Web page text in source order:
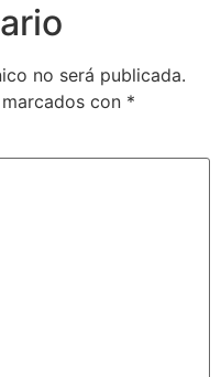
no será publicada.
con *